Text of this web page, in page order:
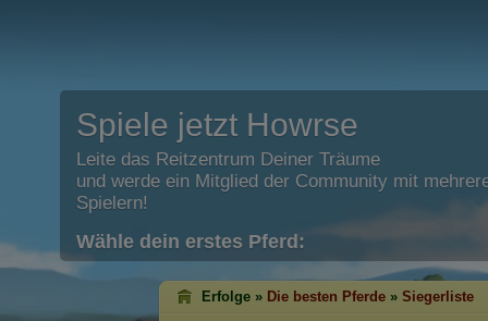
Spiele jetzt Howrse
Leite das Reitzentrum Deiner Träume
und werde ein Mitglied der Community mit
Spielern!
Wähle dein erstes Pferd:
Erfolge » Die besten Pferde » Siegerliste